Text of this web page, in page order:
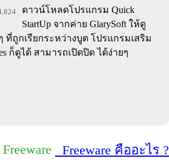
ดาวน์โหลดโปรแกรม Quick
StartUp จากค่าย GlarySoft ให้ดู
ถูกเรียกระหว่างบูต โปรแกรมเสริม
ก็ดูได้ สามารถเปิดปิด ได้ง่ายๆ
Freeware Freeware คืออะไร ?